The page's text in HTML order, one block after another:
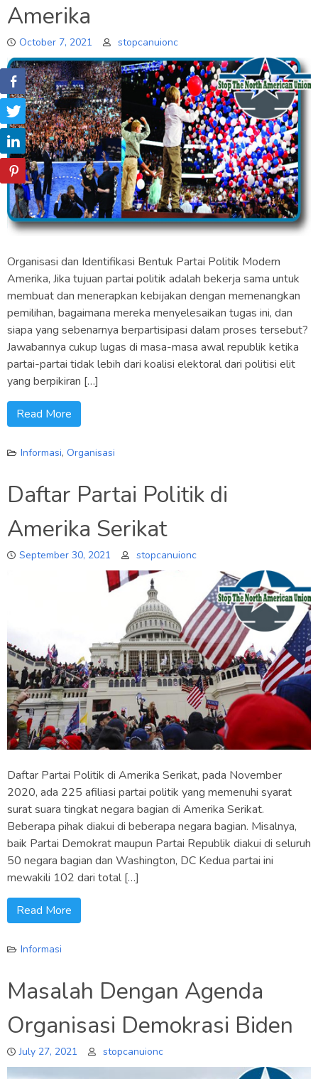
Amerika
October 7, 2021 stopcanuionc
Organisasi dan Identifikasi Bentuk Partai Politik Modern
Amerika, Jika tujuan partai politik adalah bekerja sama untuk
membuat dan menerapkan kebijakan dengan memenangkan
pemilihan, bagaimana mereka menyelesaikan tugas ini, dan
siapa yang sebenarnya berpartisipasi dalam proses tersebut?
Jawabannya cukup lugas di masa-masa awal republik ketika
partai-partai tidak lebih dari koalisi elektoral dari politisi elit
yang berpikiran […]
Read More
Informasi, Organisasi
Daftar Partai Politik di
Amerika Serikat
September 30, 2021 stopcanuionc
Daftar Partai Politik di Amerika Serikat, pada November
2020, ada 225 afiliasi partai politik yang memenuhi syarat
surat suara tingkat negara bagian di Amerika Serikat.
Beberapa pihak diakui di beberapa negara bagian. Misalnya,
baik Partai Demokrat maupun Partai Republik diakui di seluruh
50 negara bagian dan Washington, DC Kedua partai ini
mewakili 102 dari total […]
Read More
Informasi
Masalah Dengan Agenda
Organisasi Demokrasi Biden
July 27, 2021 stopcanuionc